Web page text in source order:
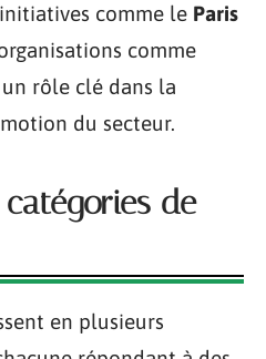
comme le Paris
comme
rôle clé dans la
du secteur.
de
en plusieurs